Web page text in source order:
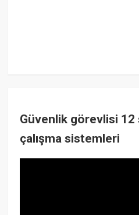
Güvenlik görevlisi
çalışma sistemleri